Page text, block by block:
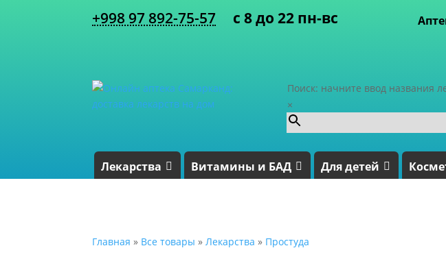
+998 97 892-75-57 с 8 до 22 пн-вс
Поиск: начните ввод названия
×
Лекарства Витамины и БАД Для детей
Главная » Все товары » Лекарства » Простуда